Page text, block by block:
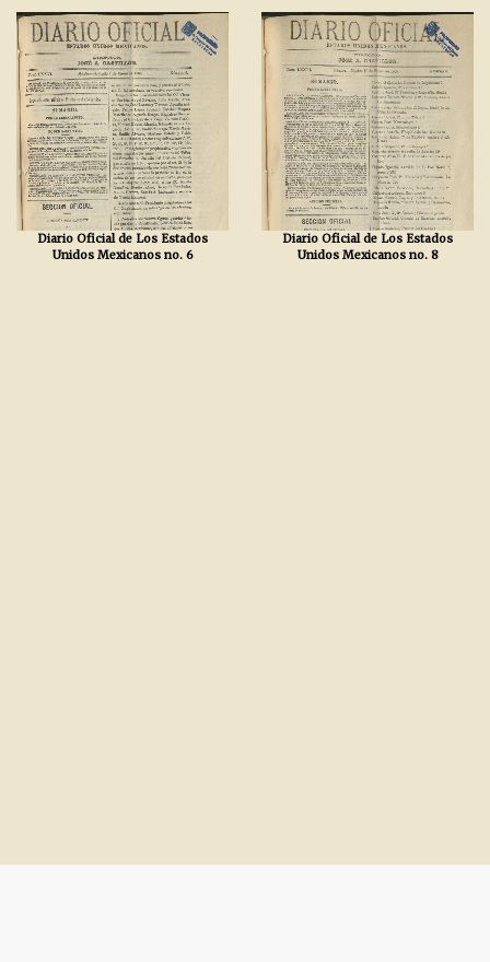
Diario Oficial de Los Estados
Unidos Mexicanos no. 6
Diario Oficial de Los Estados
Unidos Mexicanos no. 8